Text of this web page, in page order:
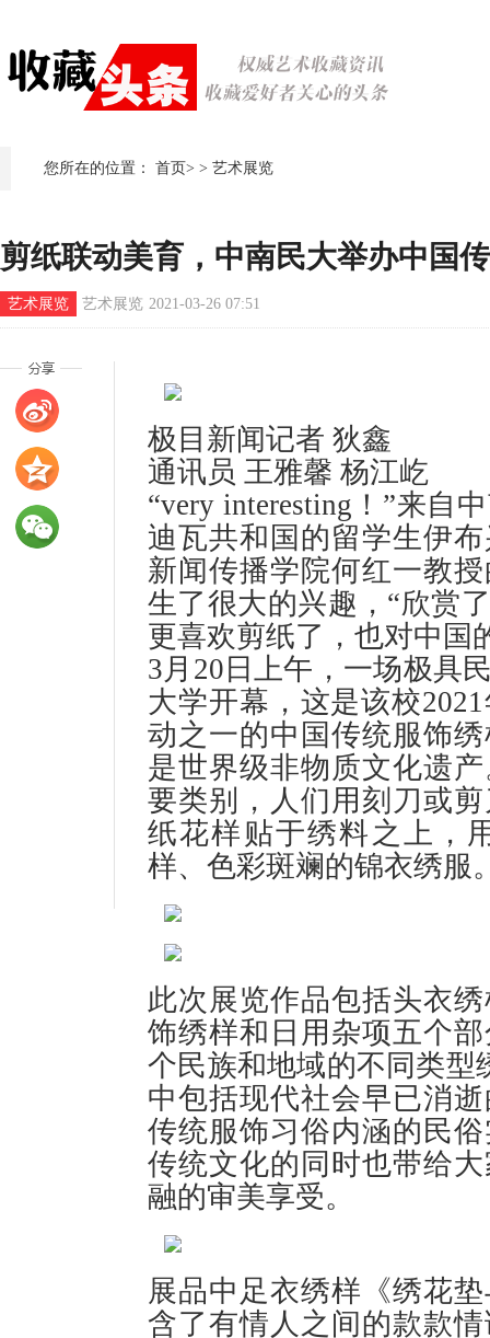
您所在的位置： 首页> > 艺术展览
剪纸联动美育，中南民大举办中国
艺术展览 艺术展览 2021-03-26 07:51
极目新闻记者 狄鑫
通讯员 王雅馨 杨江屹
“very interesting！”来自
迪瓦共和国的留学生伊
新闻传播学院何红一教
生了很大的兴趣，“欣赏
更喜欢剪纸了，也对中国
3月20日上午，一场极具
大学开幕，这是该校
动之一的中国传统服饰
是世界级非物质文化遗
要类别，人们用刻刀或
纸花样贴于绣料之上，
样、色彩斑斓的锦衣绣服
此次展览作品包括头衣
饰绣样和日用杂项五个
个民族和地域的不同类型
中包括现代社会早已消
传统服饰习俗内涵的民
传统文化的同时也带给
融的审美享受。
展品中足衣绣样《绣花
含了有情人之间的款款